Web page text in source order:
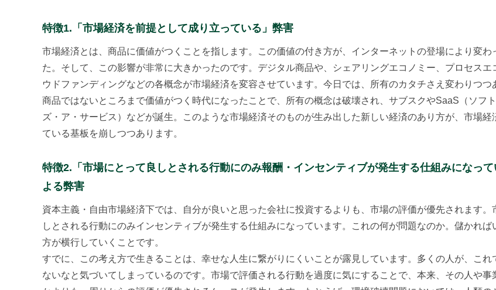
特徴1.「市場経済を前提として成り立っている」弊害
市場経済とは、商品に価値がつくことを指します。この価値の付き方が、インターネットの登場により変わ
た。そして、この影響が非常に大きかったのです。デジタル商品や、シェアリングエコノミー、プロセスエ
ウドファンディングなどの各概念が市場経済を変容させています。今日では、所有のカタチさえ変わりつつ
商品ではないところまで価値がつく時代になったことで、所有の概念は破壊され、サブスクやSaaS（ソフ
ズ・ア・サービス）などが誕生。このような市場経済そのものが生み出した新しい経済のあり方が、市場経
ている基板を崩しつつあります。
特徴2.「市場にとって良しとされる行動にのみ報酬・インセンティブが発生する仕組みになっ
よる弊害
資本主義・自由市場経済下では、自分が良いと思った会社に投資するよりも、市場の評価が優先されます。
しとされる行動にのみインセンティブが発生する仕組みになっています。これの何が問題なのか。儲かれば
方が横行していくことです。
すでに、この考え方で生きることは、幸せな人生に繋がりにくいことが露見しています。多くの人が、これ
ないなと気づいてしまっているのです。市場で評価される行動を過度に気にすることで、本来、その人や事